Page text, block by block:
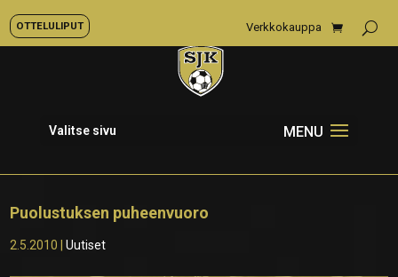
OTTELULIPUT Verkkokauppa
Valitse sivu
Puolustuksen puheenvuoro
2.5.2010 |Uutiset